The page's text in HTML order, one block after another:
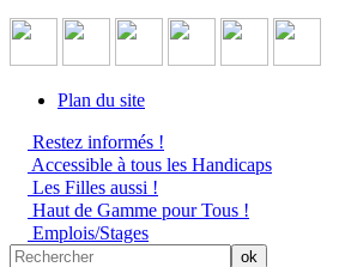
Plan du site
Restez informés !
Accessible à tous les Handicaps
Les Filles aussi !
Haut de Gamme pour Tous !
Emplois/Stages